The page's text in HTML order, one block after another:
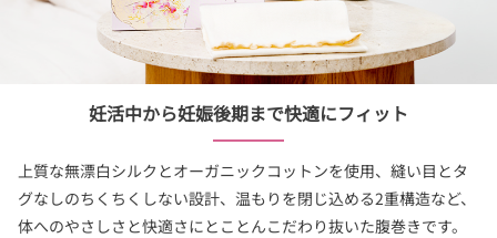
妊活中から妊娠後期まで快適にフィット
上質な無漂白シルクとオーガニックコットンを使用、縫い目とタ
グなしのちくちくしない設計、温もりを閉じ込める2重構造など、
体へのやさしさと快適さにとことんこだわり抜いた腹巻きです。